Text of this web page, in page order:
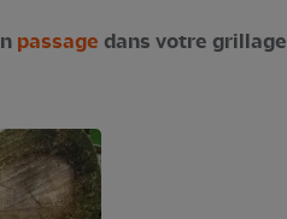
passage dans votre grillage